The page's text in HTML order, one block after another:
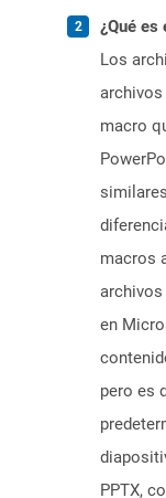
¿Qué es
Los
macro
macros
archivos
en
pero es
PPTX,